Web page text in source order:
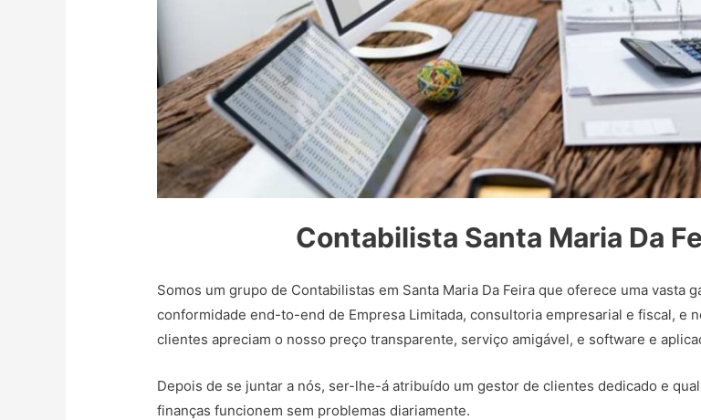
Contabilista Santa Maria Da
Somos um grupo de Contabilistas em Santa Maria Da Feira que oferece uma vasta
conformidade end-to-end de Empresa Limitada, consultoria empresarial e fiscal, e
clientes apreciam o nosso preço transparente, serviço amigável, e software e
Depois de se juntar a nós, ser-lhe-á atribuído um gestor de clientes dedicado e
finanças funcionem sem problemas diariamente.